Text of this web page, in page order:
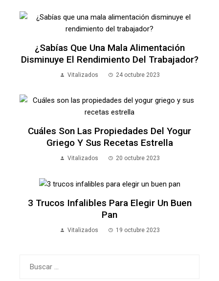
¿Sabías Que Una Mala Alimentación
Disminuye El Rendimiento Del Trabajador?
Vitalizados 24 octubre 2023
Cuáles Son Las Propiedades Del Yogur
Griego Y Sus Recetas Estrella
Vitalizados 20 octubre 2023
3 Trucos Infalibles Para Elegir Un Buen
Pan
Vitalizados 19 octubre 2023